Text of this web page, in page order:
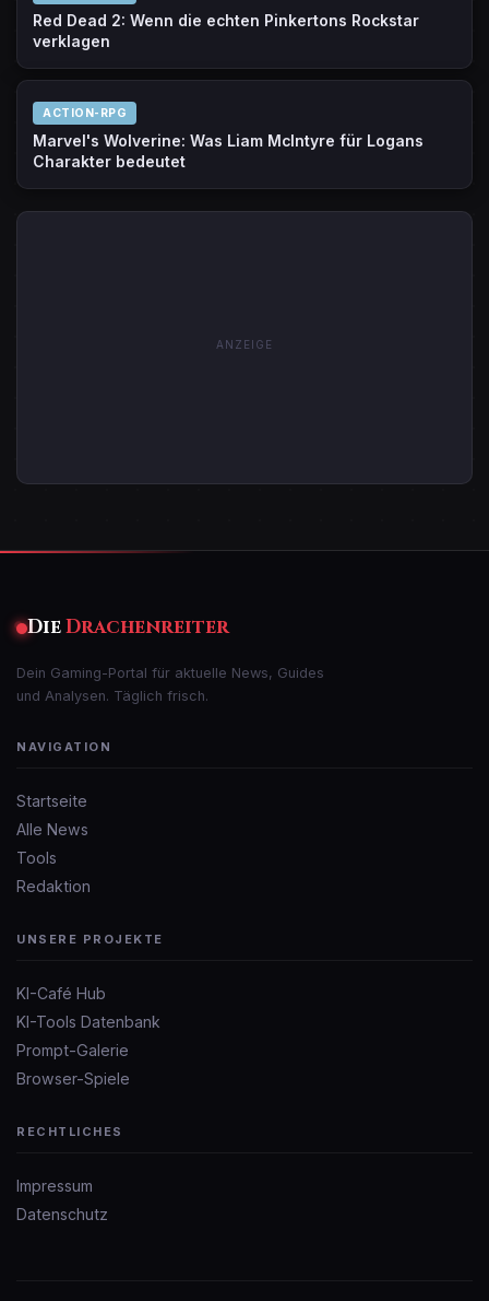
Red Dead 2: Wenn die echten Pinkertons Rockstar
verklagen
ACTION-RPG
Marvel's Wolverine: Was Liam McIntyre für Logans
Charakter bedeutet
ANZEIGE
DieDrachenreiter
Dein Gaming-Portal für aktuelle News, Guides
und Analysen. Täglich frisch.
NAVIGATION
Startseite
Alle News
Tools
Redaktion
UNSERE PROJEKTE
KI-Café Hub
KI-Tools Datenbank
Prompt-Galerie
Browser-Spiele
RECHTLICHES
Impressum
Datenschutz